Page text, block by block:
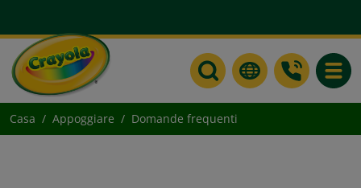
Casa Appoggiare Domande frequenti